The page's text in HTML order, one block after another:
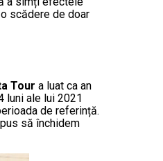
scădere de doar
Tour a luat ca an
luni ale lui 2021
de referință.
să închidem